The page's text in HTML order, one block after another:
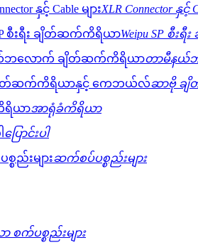
XLR Connector နှင့်
Weipu SP စီ
တာမီနယ်
ဆာဗို ခ
အာရုံခံကိရိယာ
ပြောင်းပါ
ဆက်စပ်ပစ္စည်းများ
စက်ပစ္စည်းများ